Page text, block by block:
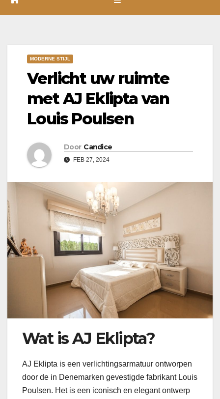
MODERNE STIJL
Verlicht uw ruimte
met AJ Eklipta van
Louis Poulsen
Door Candice
FEB 27, 2024
Wat is AJ Eklipta?
AJ Eklipta is een verlichtingsarmatuur ontworpen
door de in Denemarken gevestigde fabrikant Louis
Poulsen. Het is een iconisch en elegant ontwerp